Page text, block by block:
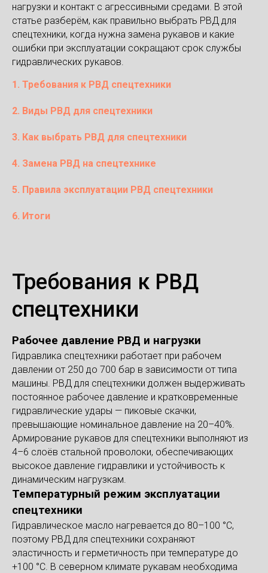
нагрузки и контакт с агрессивными средами. В этой
статье разберём, как правильно выбрать РВД для
спецтехники, когда нужна замена рукавов и какие
ошибки при эксплуатации сокращают срок службы
гидравлических рукавов.
1. Требования к РВД спецтехники
2. Виды РВД для спецтехники
3. Как выбрать РВД для спецтехники
4. Замена РВД на спецтехнике
5. Правила эксплуатации РВД спецтехники
6. Итоги
Требования к РВД
спецтехники
Рабочее давление РВД и нагрузки
Гидравлика спецтехники работает при рабочем
давлении от 250 до 700 бар в зависимости от типа
машины. РВД для спецтехники должен выдерживать
постоянное рабочее давление и кратковременные
гидравлические удары — пиковые скачки,
превышающие номинальное давление на 20–40%.
Армирование рукавов для спецтехники выполняют из
4–6 слоёв стальной проволоки, обеспечивающих
высокое давление гидравлики и устойчивость к
динамическим нагрузкам.
Температурный режим эксплуатации
спецтехники
Гидравлическое масло нагревается до 80–100 °С,
поэтому РВД для спецтехники сохраняют
эластичность и герметичность при температуре до
+100 °С. В северном климате рукавам необходима